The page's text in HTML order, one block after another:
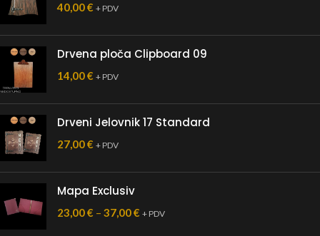
40,00€ + PDV
Drvena ploča Clipboard 09
14,00€ + PDV
Drveni Jelovnik 17 Standard
27,00€ + PDV
Mapa Exclusiv
23,00€ – 37,00€ + PDV